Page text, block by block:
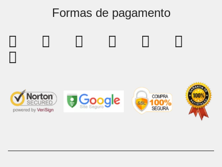
Formas de pagamento